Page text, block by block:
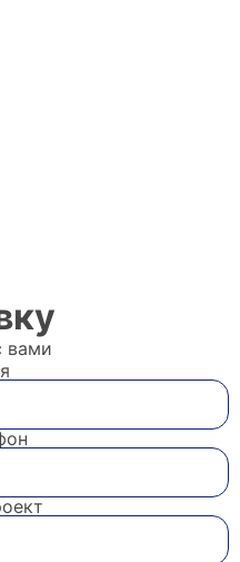
вами